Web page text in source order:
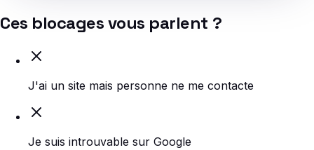
Ces blocages vous parlent ?
J'ai un site mais personne ne me contacte
Je suis introuvable sur Google